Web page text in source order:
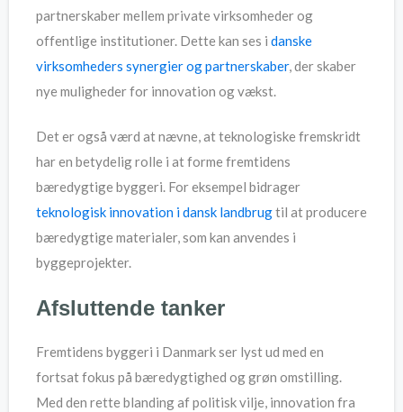
partnerskaber mellem private virksomheder og
offentlige institutioner. Dette kan ses i danske
virksomheders synergier og partnerskaber, der skaber
nye muligheder for innovation og vækst.
Det er også værd at nævne, at teknologiske fremskridt
har en betydelig rolle i at forme fremtidens
bæredygtige byggeri. For eksempel bidrager
teknologisk innovation i dansk landbrugtil at producere
bæredygtige materialer, som kan anvendes i
byggeprojekter.
Afsluttende tanker
Fremtidens byggeri i Danmark ser lyst ud med en
fortsat fokus på bæredygtighed og grøn omstilling.
Med den rette blanding af politisk vilje, innovation fra